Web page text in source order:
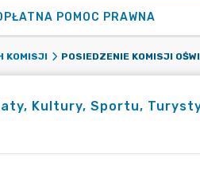
POMOC PRAWNA
KOMISJI
Kultury, Sportu,